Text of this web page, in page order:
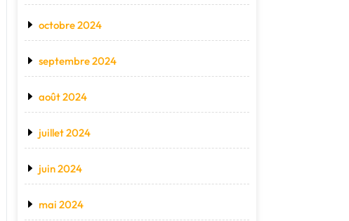
octobre 2024
septembre 2024
août 2024
juillet 2024
juin 2024
mai 2024